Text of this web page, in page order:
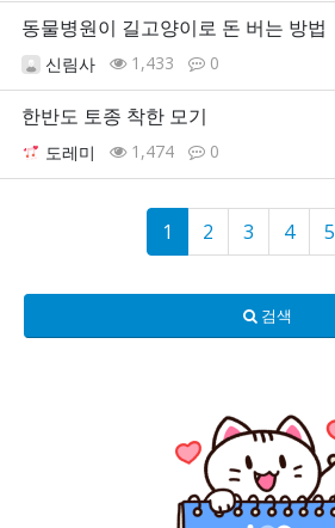
동물병원이 길고양이로 돈 버는 방법
신림사 1,433 0
한반도 토종 착한 모기
도레미 1,474 0
1 2 3 4 5
검색